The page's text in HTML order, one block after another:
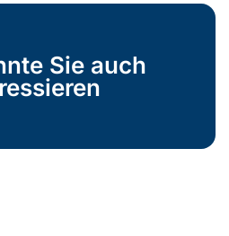
Sie auch